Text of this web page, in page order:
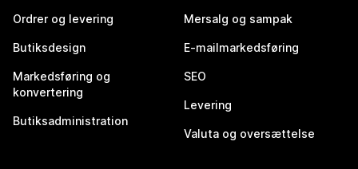
Ordrer og levering
Butiksdesign
Markedsføring og
konvertering
Butiksadministration
Mersalg og sampak
E-mailmarkedsføring
SEO
Levering
Valuta og oversættelse